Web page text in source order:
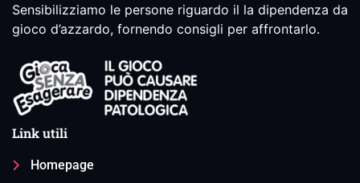
Sensibilizziamo le persone riguardo il la dipendenza da
gioco d’azzardo, fornendo consigli per affrontarlo.
Link utili
Homepage